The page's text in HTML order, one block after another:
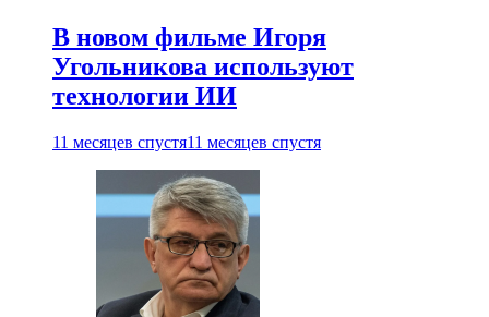
В новом фильме Игоря
Угольникова используют
технологии ИИ
11 месяцев спустя11 месяцев спустя